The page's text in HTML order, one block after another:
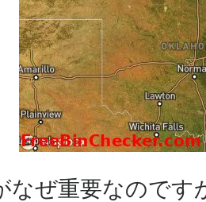
ぜ重要なのです